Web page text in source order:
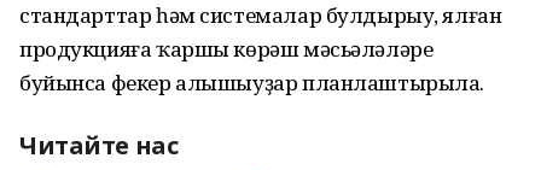
стандарттар һәм системалар булдырыу, ялған
продукцияға ҡаршы көрәш мәсьәләләре
буйынса фекер алышыуҙар планлаштырыла.
Читайте нас